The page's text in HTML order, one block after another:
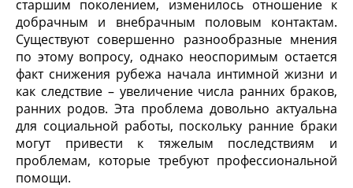
старшим поколением, изменилось отношение к
добрачным и внебрачным половым контактам.
Существуют совершенно разнообразные мнения
по этому вопросу, однако неоспоримым остается
факт снижения рубежа начала интимной жизни и
как следствие – увеличение числа ранних браков,
ранних родов. Эта проблема довольно актуальна
для социальной работы, поскольку ранние браки
могут привести к тяжелым последствиям и
проблемам, которые требуют профессиональной
помощи.